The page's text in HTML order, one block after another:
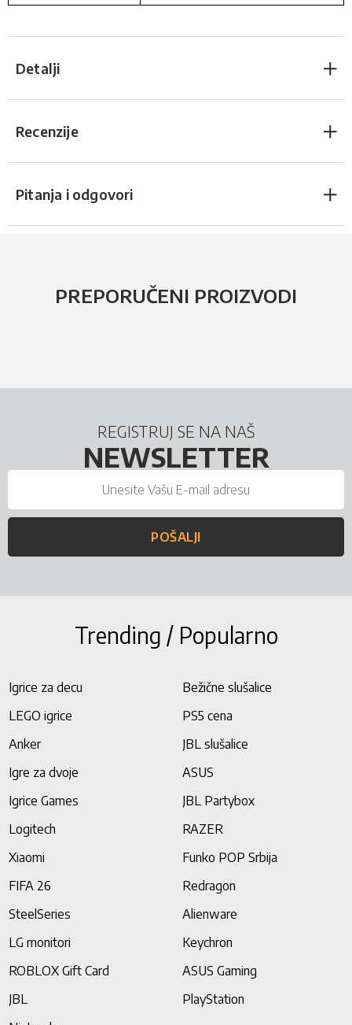
Detalji
Recenzije
Pitanja i odgovori
PREPORUČENI PROIZVODI
REGISTRUJ SE NA NAŠ
NEWSLETTER
POŠALJI
Trending / Popularno
Igrice za decu
Bežične slušalice
LEGO igrice
PS5 cena
Anker
JBL slušalice
Igre za dvoje
ASUS
Igrice Games
JBL Partybox
Logitech
RAZER
Xiaomi
Funko POP Srbija
FIFA 26
Redragon
SteelSeries
Alienware
LG monitori
Keychron
ROBLOX Gift Card
ASUS Gaming
JBL
PlayStation